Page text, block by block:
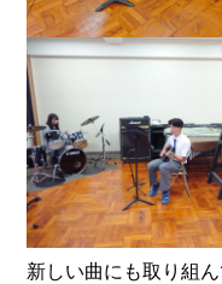
新しい曲にも取り組ん